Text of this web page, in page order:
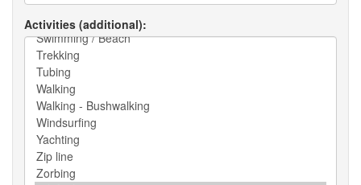
Activities (additional)